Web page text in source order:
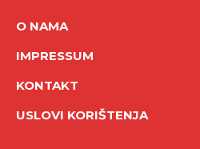
O NAMA
IMPRESSUM
KONTAKT
USLOVI KORIŠTENJA